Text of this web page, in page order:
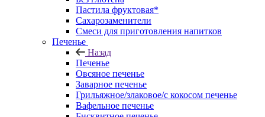
Пастила фруктовая*
Сахарозаменители
Смеси для приготовления напитков
Печенье
Назад
Печенье
Овсяное печенье
Заварное печенье
Грильяжное/злаковое/с кокосом печенье
Вафельное печенье